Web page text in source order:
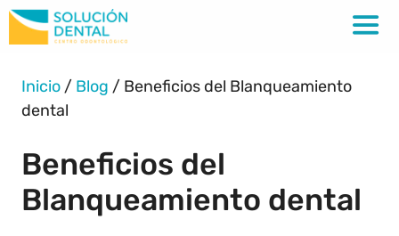
Inicio / Blog / Beneficios del Blanqueamiento
dental
Beneficios del
Blanqueamiento dental